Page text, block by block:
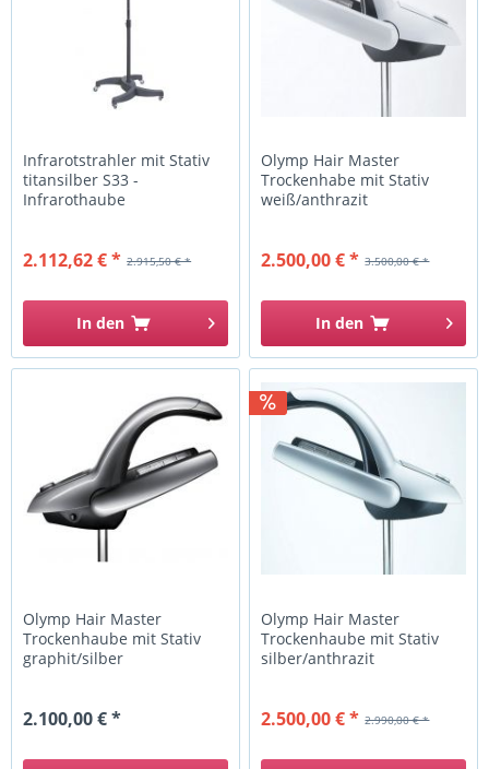
Infrarotstrahler mit Stativ
titansilber S33 -
Infrarothaube
2.915,50 € *
2.112,62 € *
In den
Olymp Hair Master
Trockenhabe mit Stativ
weiß/anthrazit
3.500,00 € *
2.500,00 € *
In den
Olymp Hair Master
Trockenhaube mit Stativ
graphit/silber
2.100,00 € *
Olymp Hair Master
Trockenhaube mit Stativ
silber/anthrazit
2.990,00 € *
2.500,00 € *